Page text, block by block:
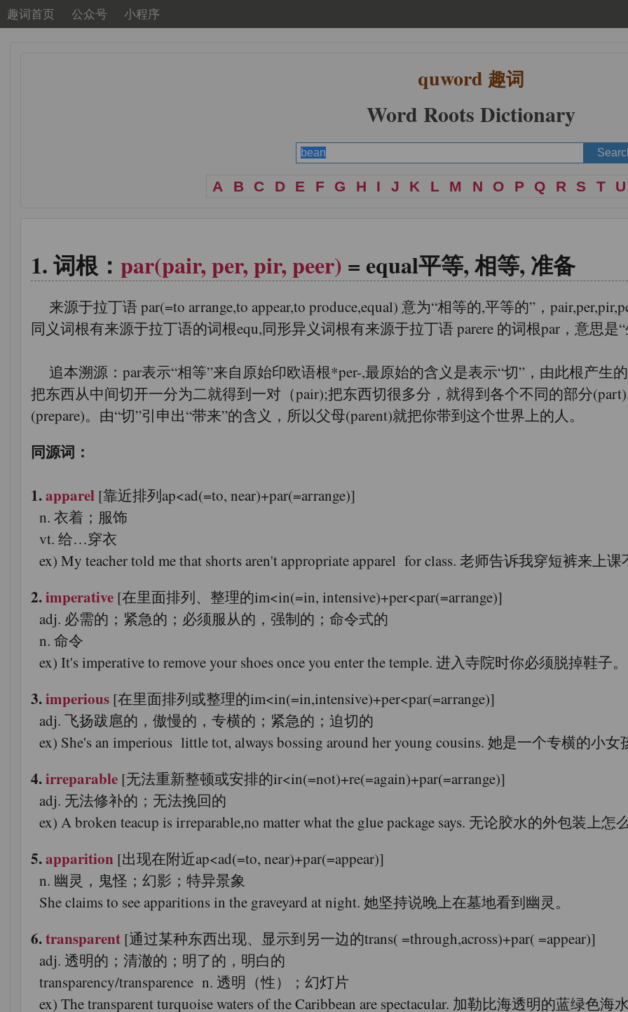
趣词首页 公众号 小程序
quword 趣词
Word Roots Dictionary
A B C D E F G H I J K L M N O P Q R S T U
词根： par(pair, per, pir, peer) = equal平等, 相等, 准备
来源于拉丁语 par(=to arrange,to appear,to produce,equal) 意为“相等的,平等的”，
同义词根有来源于拉丁语的词根equ,同形异义词根有来源于拉丁语 parere 的词根par，意思是“
追本溯源：par表示“相等”来自原始印欧语根*per-,最原始的含义是表示“切”，由此根产生的
把东西从中间切开一分为二就得到一对（pair);把东西切很多分，就得到各个不同的部分
(prepare)。由“切”引申出“带来”的含义，所以父母(parent)就把你带到这个世界上的人。
同源词：
1.apparel [靠近排列ap<ad(=to, near)+par(=arrange)]
n. 衣着；服饰
vt. 给…穿衣
ex) My teacher told me that shorts aren't appropriate apparel for class. 老师告诉我穿短裤来上课
2.imperative [在里面排列、整理的im<in(=in, intensive)+per<par(=arrange)]
adj. 必需的；紧急的；必须服从的，强制的；命令式的
n. 命令
ex) It's imperative to remove your shoes once you enter the temple. 进入寺院时你必须脱掉鞋子。
3.imperious [在里面排列或整理的im<in(=in,intensive)+per<par(=arrange)]
adj. 飞扬跋扈的，傲慢的，专横的；紧急的；迫切的
ex) She's an imperious little tot, always bossing around her young cousins. 她是一个专横的小
4.irreparable [无法重新整顿或安排的ir<in(=not)+re(=again)+par(=arrange)]
adj. 无法修补的；无法挽回的
ex) A broken teacup is irreparable,no matter what the glue package says. 无论胶水的外包装上
5.apparition [出现在附近ap<ad(=to, near)+par(=appear)]
n. 幽灵，鬼怪；幻影；特异景象
She claims to see apparitions in the graveyard at night. 她坚持说晚上在墓地看到幽灵。
6.transparent [通过某种东西出现、显示到另一边的trans( =through,across)+par( =appear)]
adj. 透明的；清澈的；明了的，明白的
transparency/transparence n. 透明（性）；幻灯片
ex) The transparent turquoise waters of the Caribbean are spectacular. 加勒比海透明的蓝绿色海